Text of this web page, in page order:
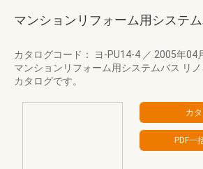
マンションリフォーム用システ
カタログコード： ヨ-PU14-4 ／ 2005年04
マンションリフォーム用システムバス リ
カタログです。